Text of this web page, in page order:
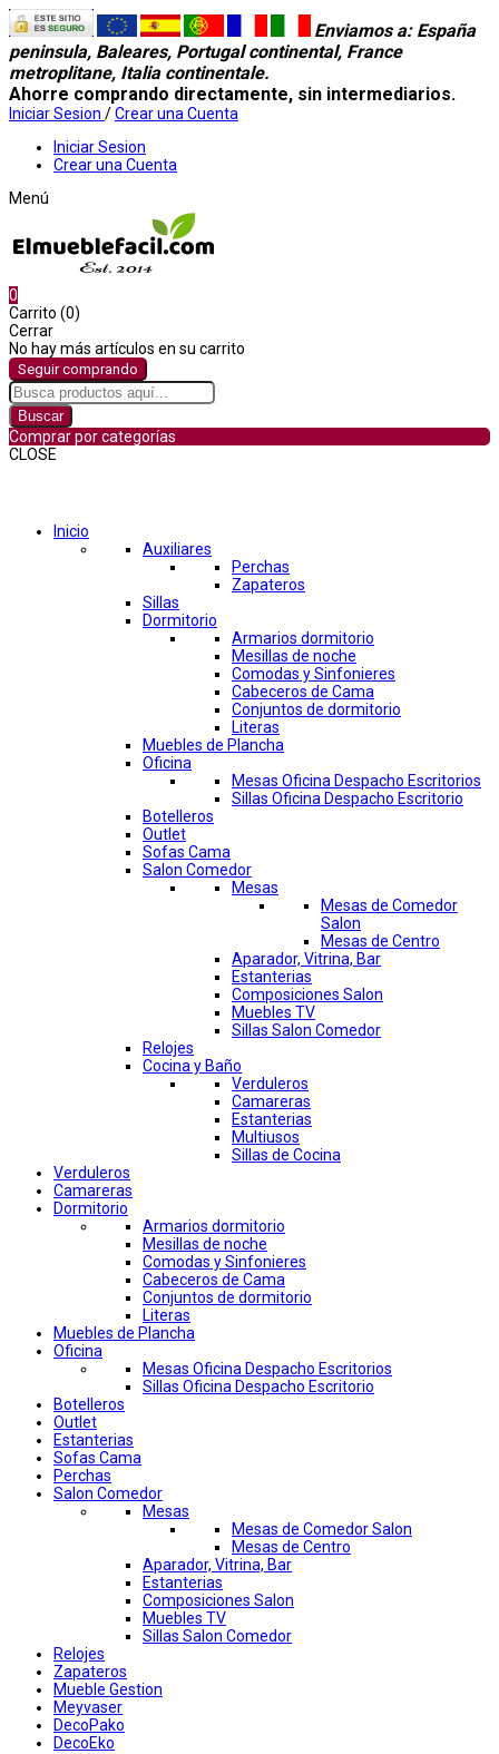
Enviamos a: España
peninsula, Baleares, Portugal continental, France
metroplitane, Italia continentale.
Ahorre comprando directamente, sin intermediarios.
Iniciar Sesion /Crear una Cuenta
Iniciar Sesion
Crear una Cuenta
Menú
0
Carrito (0)
Cerrar
No hay más artículos en su carrito
Seguir comprando
Buscar
Comprar por categorías
CLOSE
Inicio
Auxiliares
Perchas
Zapateros
Sillas
Dormitorio
Armarios dormitorio
Mesillas de noche
Comodas y Sinfonieres
Cabeceros de Cama
Conjuntos de dormitorio
Literas
Muebles de Plancha
Oficina
Mesas Oficina Despacho Escritorios
Sillas Oficina Despacho Escritorio
Botelleros
Outlet
Sofas Cama
Salon Comedor
Mesas
Mesas de Comedor
Salon
Mesas de Centro
Aparador, Vitrina, Bar
Estanterias
Composiciones Salon
Muebles TV
Sillas Salon Comedor
Relojes
Cocina y Baño
Verduleros
Camareras
Estanterias
Multiusos
Sillas de Cocina
Verduleros
Camareras
Dormitorio
Armarios dormitorio
Mesillas de noche
Comodas y Sinfonieres
Cabeceros de Cama
Conjuntos de dormitorio
Literas
Muebles de Plancha
Oficina
Mesas Oficina Despacho Escritorios
Sillas Oficina Despacho Escritorio
Botelleros
Outlet
Estanterias
Sofas Cama
Perchas
Salon Comedor
Mesas
Mesas de Comedor Salon
Mesas de Centro
Aparador, Vitrina, Bar
Estanterias
Composiciones Salon
Muebles TV
Sillas Salon Comedor
Relojes
Zapateros
Mueble Gestion
Meyvaser
DecoPako
DecoEko